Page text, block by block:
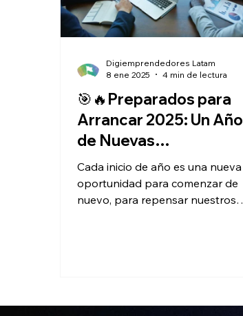
🎯🔥Preparados para
Arrancar 2025: Un Año
de Nuevas
Oportunidades y
Desafíos💥🌱
Cada inicio de año es una nueva
oportunidad para comenzar de
nuevo, para repensar nuestros
Digiemprendedores Latam
8 ene 2025
4 min de lectura